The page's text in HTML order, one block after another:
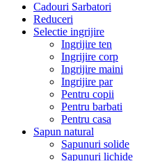
Cadouri Sarbatori
Reduceri
Selectie ingrijire
Ingrijire ten
Ingrijire corp
Ingrijire maini
Ingrijire par
Pentru copii
Pentru barbati
Pentru casa
Sapun natural
Sapunuri solide
Sapunuri lichide